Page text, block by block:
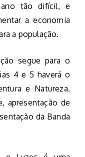
tão difícil, e
a economia
a população.
segue para o
4 e 5 haverá o
e Natureza,
apresentação de
da Banda